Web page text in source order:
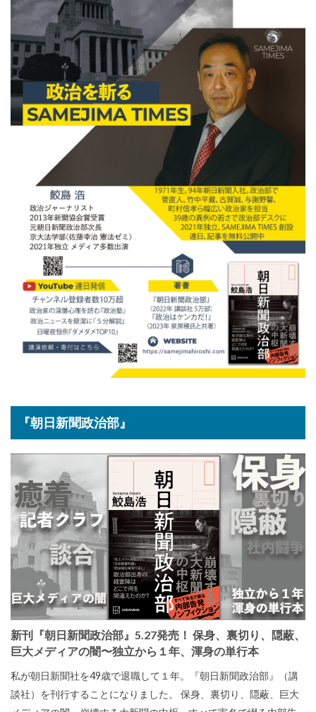
『朝日新聞政治部』
新刊『朝日新聞政治部』5.27発売！ 保身、裏切り、隠蔽、
巨大メディアの闇〜独立から１年、渾身の単行本
私が朝日新聞社を49歳で退職して１年。『朝日新聞政治部』（講
談社）を刊行することになりました。 保身、裏切り、隠蔽、巨大